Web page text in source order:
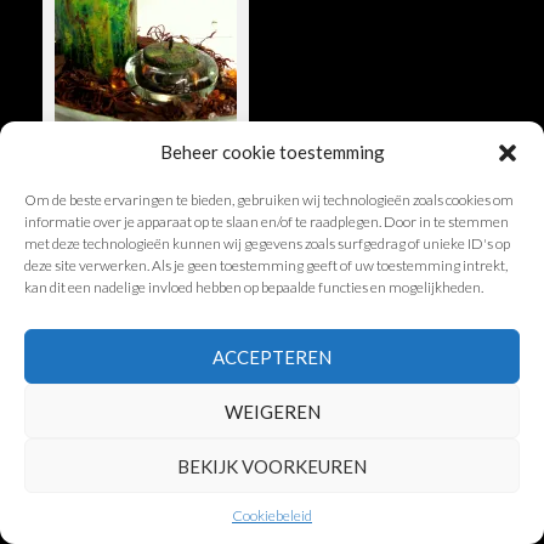
Beheer cookie toestemming
Om de beste ervaringen te bieden, gebruiken wij technologieën zoals cookies om
informatie over je apparaat op te slaan en/of te raadplegen. Door in te stemmen
met deze technologieën kunnen wij gegevens zoals surfgedrag of unieke ID's op
deze site verwerken. Als je geen toestemming geeft of uw toestemming intrekt,
kan dit een nadelige invloed hebben op bepaalde functies en mogelijkheden.
ACCEPTEREN
WEIGEREN
BEKIJK VOORKEUREN
Cookiebeleid
© Encaustic-Paintings.nl